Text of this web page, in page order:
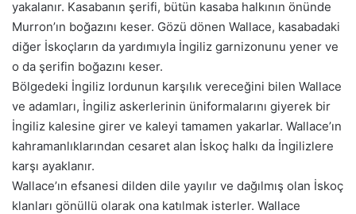
yakalanır. Kasabanın şerifi, bütün kasaba halkının önünde
Murron’ın boğazını keser. Gözü dönen Wallace, kasabadaki
diğer İskoçların da yardımıyla İngiliz garnizonunu yener ve
o da şerifin boğazını keser.
Bölgedeki İngiliz lordunun karşılık vereceğini bilen Wallace
ve adamları, İngiliz askerlerinin üniformalarını giyerek bir
İngiliz kalesine girer ve kaleyi tamamen yakarlar. Wallace’ın
kahramanlıklarından cesaret alan İskoç halkı da İngilizlere
karşı ayaklanır.
Wallace’ın efsanesi dilden dile yayılır ve dağılmış olan İskoç
klanları gönüllü olarak ona katılmak isterler. Wallace